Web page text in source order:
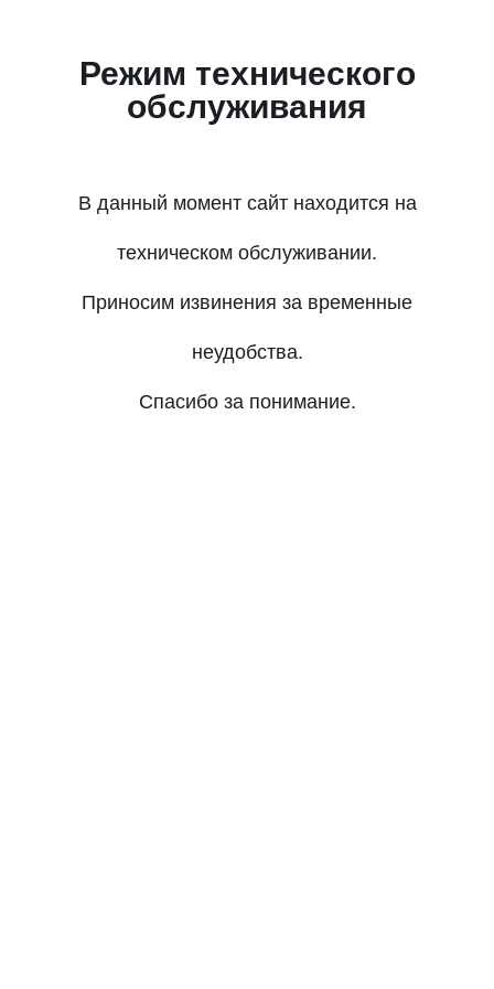
Режим технического
обслуживания
В данный момент сайт находится на
техническом обслуживании.
Приносим извинения за временные
неудобства.
Спасибо за понимание.